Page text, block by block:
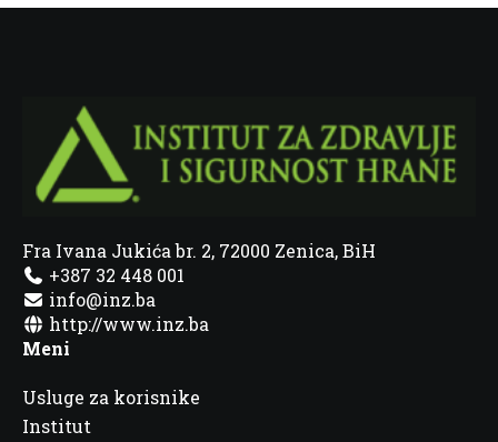
Fra Ivana Jukića br. 2, 72000 Zenica, BiH
+387 32 448 001
info@inz.ba
http://www.inz.ba
Meni
Usluge za korisnike
Institut